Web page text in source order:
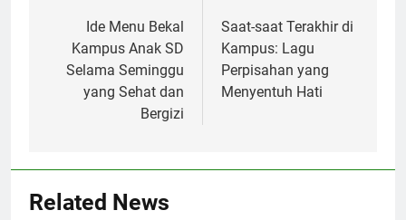
navigation
Ide Menu Bekal
Kampus Anak SD
Selama Seminggu
yang Sehat dan
Bergizi
Saat-saat Terakhir di
Kampus: Lagu
Perpisahan yang
Menyentuh Hati
Related News